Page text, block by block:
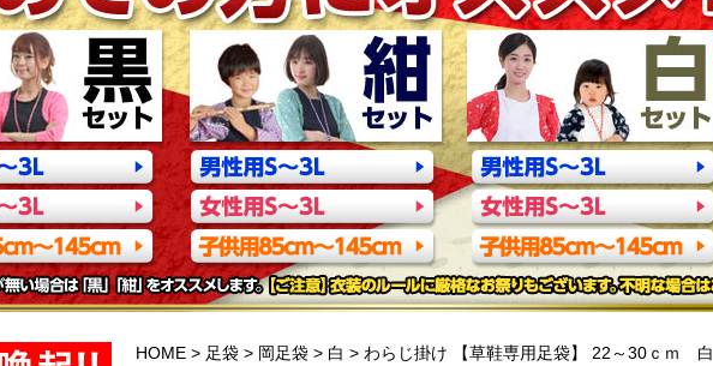
HOME 足袋 岡足袋 白 わらじ掛け 【草鞋専用足袋】 22～30ｃｍ 白